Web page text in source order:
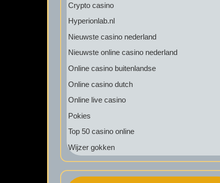
Crypto casino
Hyperionlab.nl
Nieuwste casino nederland
Nieuwste online casino nederland
Online casino buitenlandse
Online casino dutch
Online live casino
Pokies
Top 50 casino online
Wijzer gokken